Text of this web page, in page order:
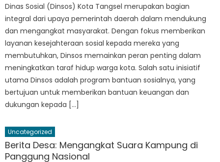
Dinas Sosial (Dinsos) Kota Tangsel merupakan bagian
integral dari upaya pemerintah daerah dalam mendukung
dan mengangkat masyarakat. Dengan fokus memberikan
layanan kesejahteraan sosial kepada mereka yang
membutuhkan, Dinsos memainkan peran penting dalam
meningkatkan taraf hidup warga kota. Salah satu inisiatif
utama Dinsos adalah program bantuan sosialnya, yang
bertujuan untuk memberikan bantuan keuangan dan
dukungan kepada […]
Uncategorized
Berita Desa: Mengangkat Suara Kampung di
Panggung Nasional